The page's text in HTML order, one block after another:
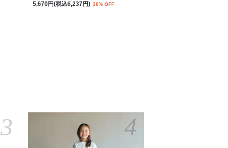
5,670円(税込6,237円) 30% OFF
3 4